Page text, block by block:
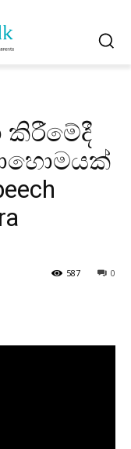
කිරීමේදී
0
587